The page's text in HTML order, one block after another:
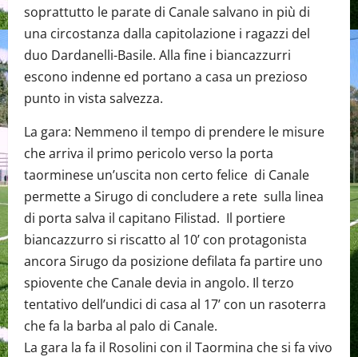
soprattutto le parate di Canale salvano in più di
una circostanza dalla capitolazione i ragazzi del
duo Dardanelli-Basile. Alla fine i biancazzurri
escono indenne ed portano a casa un prezioso
punto in vista salvezza.
La gara: Nemmeno il tempo di prendere le misure
che arriva il primo pericolo verso la porta
taorminese un’uscita non certo felice di Canale
permette a Sirugo di concludere a rete sulla linea
di porta salva il capitano Filistad. Il portiere
biancazzurro si riscatto al 10’ con protagonista
ancora Sirugo da posizione defilata fa partire uno
spiovente che Canale devia in angolo. Il terzo
tentativo dell’undici di casa al 17’ con un rasoterra
che fa la barba al palo di Canale.
La gara la fa il Rosolini con il Taormina che si fa vivo